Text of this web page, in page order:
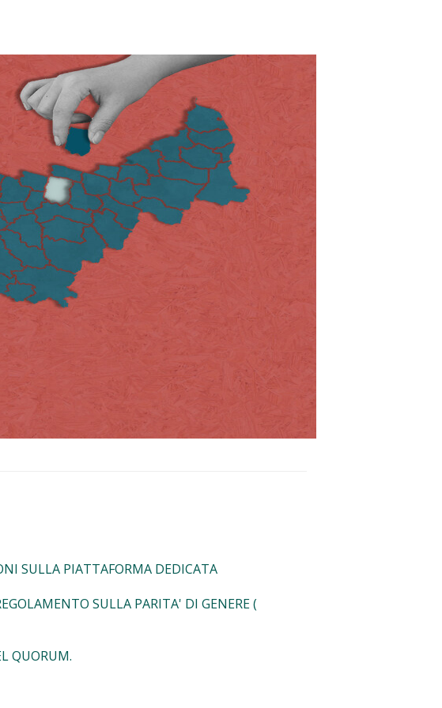
SULLA PIATTAFORMA DEDICATA
SULLA PARITA' DI GENERE (
QUORUM.